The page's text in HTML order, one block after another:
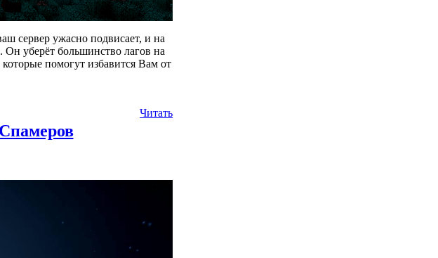
сервер ужасно подвисает, и на
уберёт большинство лагов на
помогут избавится Вам от
Читать